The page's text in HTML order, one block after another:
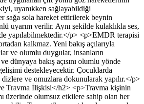
uyanıkken sağlayabildiği
sağa sola hareket ettirilerek beynin
uyarım verilir. Aynı şekilde kulaklıkla ses,
yapılabilmektedir.</p> <p>EMDR terapisi
kalkmaz. Yeni bakış açılarıyla
ve olumlu duygular, insanların
dünyaya bakış açısını olumlu yönde
destekleyecektir. Çocuklarda
ve omuzlara dokunularak yapılır.</p>
Travma İlişkisi</h2> <p>Travma kişinin
üzerinde olumsuz etkilere sahip olan her